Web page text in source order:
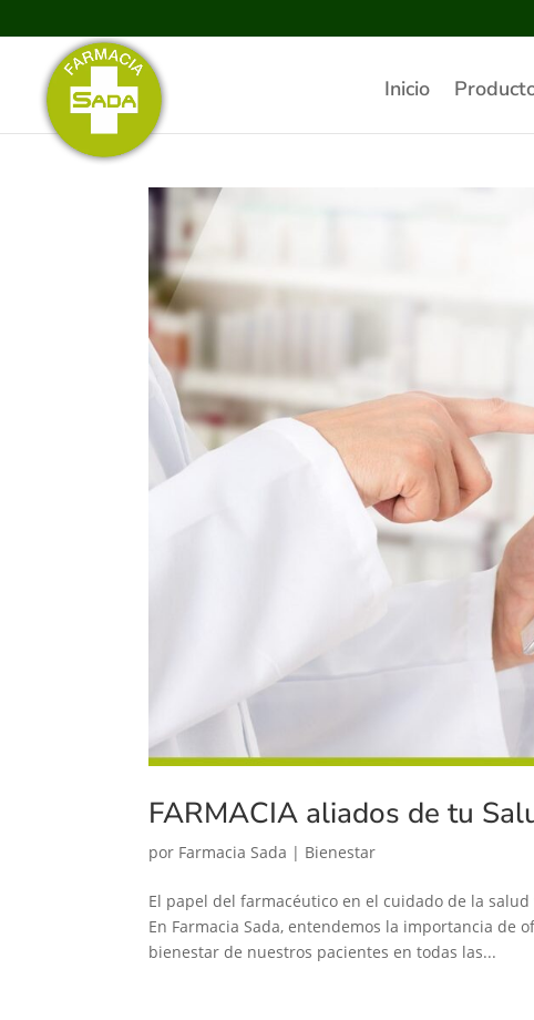
Inicio
FARMACIA aliados de tu
por Farmacia Sada | Bienestar
El papel del farmacéutico en el cuidado de la
En Farmacia Sada, entendemos la importancia
bienestar de nuestros pacientes en todas las...